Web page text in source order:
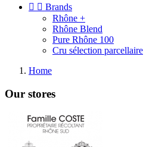
  Brands
Rhône +
Rhône Blend
Pure Rhône 100
Cru sélection parcellaire
Home
Our stores